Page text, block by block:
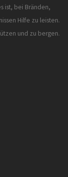
ist, bei Bränden,
Hilfe zu leisten.
und zu bergen.